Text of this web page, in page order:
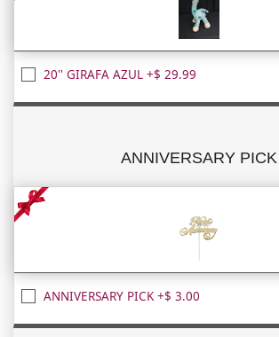
20'' GIRAFA AZUL +$ 29.99
ANNIVERSARY PICK
ANNIVERSARY PICK +$ 3.00